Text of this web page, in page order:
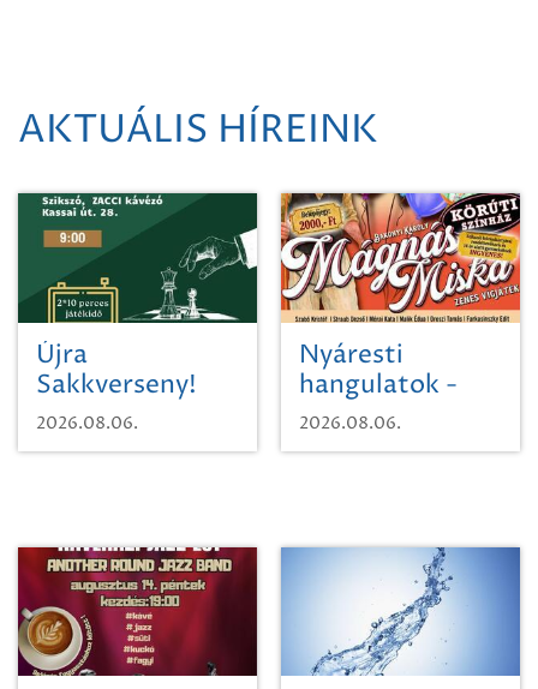
AKTUÁLIS HÍREINK
Újra
Sakkverseny!
2026.08.06.
Nyáresti
hangulatok -
Mágnás Miska
2026.08.06.